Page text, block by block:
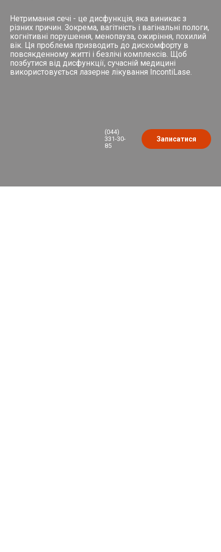
Нетримання сечі - це дисфункція, яка виникає з
різних причин. Зокрема, вагітність і вагінальні пологи,
когнітивні порушення, менопауза, ожиріння, похилий
вік. Ця проблема призводить до дискомфорту в
повсякденному житті і безлічі комплексів. Щоб
позбутися від дисфункції, сучасній медицині
використовується лазерне лікування IncontiLase.
(044)
331-30-
85
Записатися